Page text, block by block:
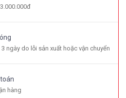
ngày do lỗi sản xuất hoặc vận chuyển
hàng